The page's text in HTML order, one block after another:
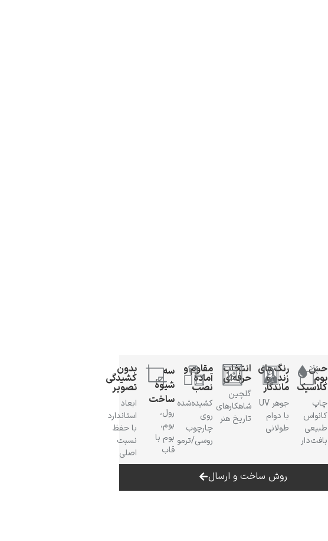
حس
بوم
کلاسیک
چاپ
کانواس
طبیعی
بافت‌دار
رنگ‌های
زنده و
ماندگار
جوهر UV
با دوام
طولانی
انتخاب
حرفه‌ای
گلچین
شاهکارهای
تاریخ هنر
مقاوم و
آمادهٔ
نصب
کشیده‌شده
روی
چارچوب
روسی/ترمو
سه
شیوهٔ
ساخت
رول،
بوم،
بوم با
قاب
بدون
کشیدگی
تصویر
ابعاد
استاندارد
با حفظ
نسبت
اصلی
روش ساخت و ارسال